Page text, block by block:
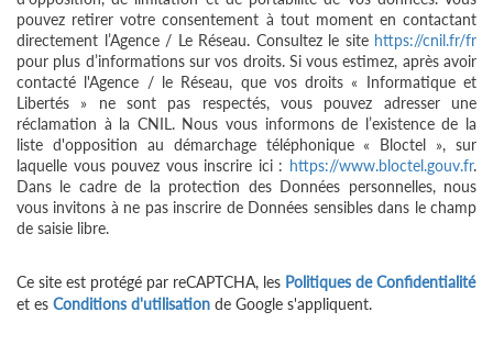
pouvez retirer votre consentement à tout moment en contactant
directement l’Agence / Le Réseau. Consultez le site https://cnil.fr/fr
pour plus d’informations sur vos droits. Si vous estimez, après avoir
contacté l'Agence / le Réseau, que vos droits « Informatique et
Libertés » ne sont pas respectés, vous pouvez adresser une
réclamation à la CNIL. Nous vous informons de l’existence de la
liste d'opposition au démarchage téléphonique « Bloctel », sur
laquelle vous pouvez vous inscrire ici : https://www.bloctel.gouv.fr.
Dans le cadre de la protection des Données personnelles, nous
vous invitons à ne pas inscrire de Données sensibles dans le champ
de saisie libre.
Ce site est protégé par reCAPTCHA, les Politiques de Confidentialité
et es Conditions d'utilisation de Google s'appliquent.